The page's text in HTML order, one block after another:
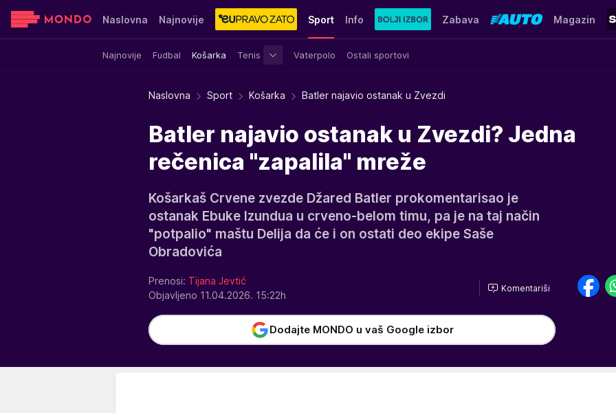
Naslovna Najnovije Sport
Najnovije Fudbal Košarka Tenis Vaterpolo Ostali sportovi
Info Zabava Magazin
Sensa Stvar ukusa Yumama
Naslovna Sport Košarka Batler najavio ostanak u Zvezdi
Batler najavio ostanak u Zvezdi? Jedna
rečenica "zapalila" mreže
Košarkaš Crvene zvezde Džared Batler prokomentarisao je
ostanak Ebuke Izundua u crveno-belom timu, pa je na taj način
"potpalio" maštu Delija da će i on ostati deo ekipe Saše
Obradovića
Prenosi: Tijana Jevtić
Objavljeno 11.04.2026. 15:22h
Komentariši
Dodajte MONDO u vaš Google izbor